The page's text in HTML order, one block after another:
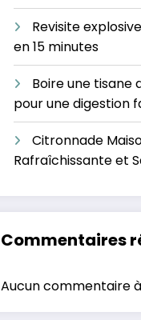
Revisite
en 15 minutes
Boire une tisane
pour une digestion
Citronnade
Rafraîchissante et
Commentaires
Aucun commentaire